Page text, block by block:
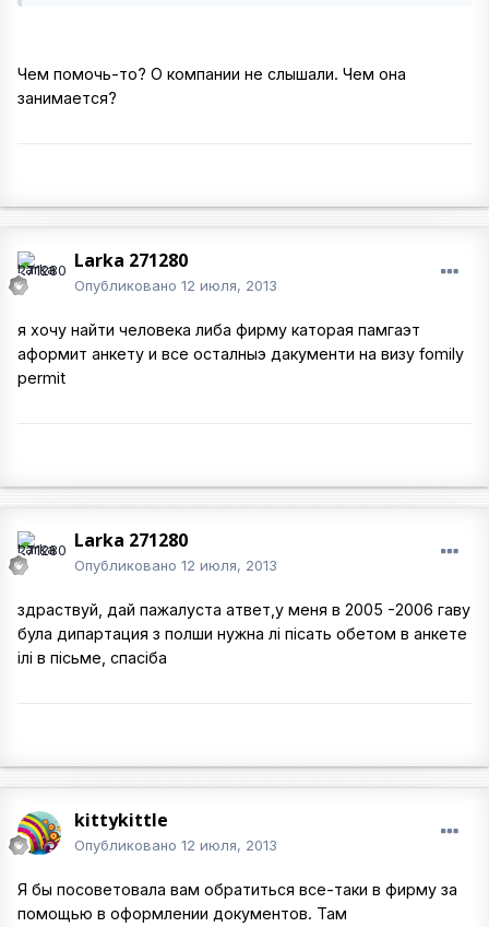
Чем помочь-то? О компании не слышали. Чем она
занимается?
Larka 271280
Опубликовано 12 июля, 2013
я хочу найти человека либа фирму каторая памгаэт
аформит анкету и все осталныэ дакументи на визу fomily
permit
Larka 271280
Опубликовано 12 июля, 2013
здраствуй, дай пажалуста атвет,у меня в 2005 -2006 гаву
була дипартация з полши нужна лі пісать обетом в анкете
ілі в пісьме, спасіба
kittykittle
Опубликовано 12 июля, 2013
Я бы посоветовала вам обратиться все-таки в фирму за
помощью в оформлении документов. Там